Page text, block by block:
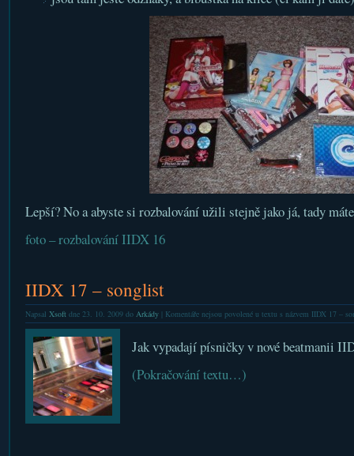
Lepší? No a abyste si rozbalování užili stejně jako já, tady
foto – rozbalování IIDX 16
IIDX 17 – songlist
Napsal Xsoftdne 23. 10. 2009 do Arkády| Komentáře nejsou povolenéu textu s názvem IIDX 17 –
Jak vypadají písničky v nové beatmanii
(Pokračování textu…)